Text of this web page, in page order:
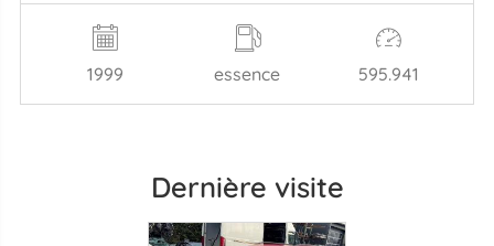
1999 essence 595.941
Dernière visite